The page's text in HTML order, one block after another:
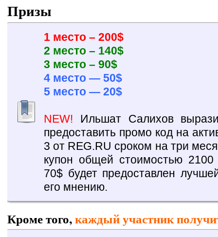
Призы
1 место – 200$
2 место – 140$
3 место – 90$
4 место — 50$
5 место — 20$
NEW! Ильшат Салихов
предоставить промо код на
3 от REG.RU сроком на три
купон общей стоимостью
70$ будет предоставлен
его мнению.
Кроме того,каждый участник